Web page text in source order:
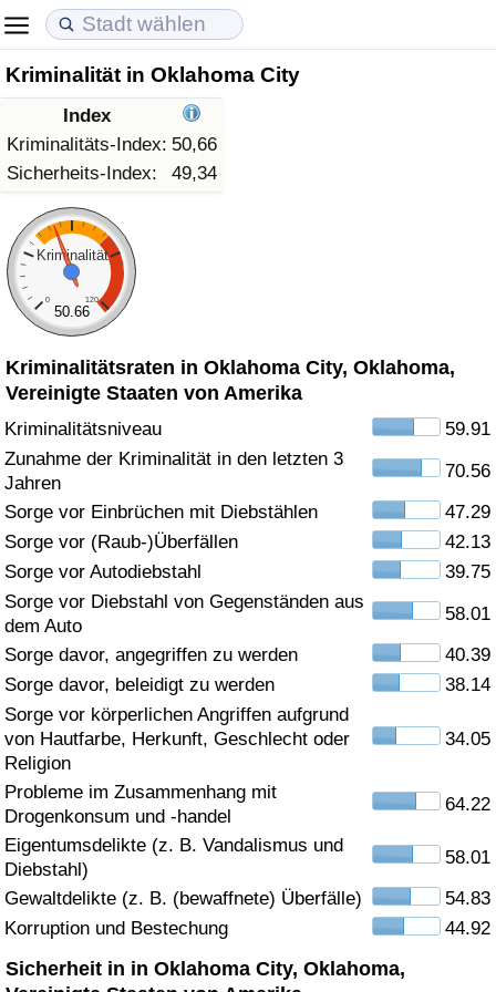
Kriminalität in Oklahoma City
Index
Kriminalitäts-Index: 50,66
Sicherheits-Index:
49,34
Kriminalität
0 120
50.66
Kriminalitätsraten in Oklahoma City, Oklahoma,
Vereinigte Staaten von Amerika
Kriminalitätsniveau
59.91
Zunahme der Kriminalität in den letzten 3
Jahren
70.56
Sorge vor Einbrüchen mit Diebstählen
47.29
Sorge vor (Raub-)Überfällen
42.13
Sorge vor Autodiebstahl
39.75
Sorge vor Diebstahl von Gegenständen aus
dem Auto
58.01
Sorge davor, angegriffen zu werden
40.39
Sorge davor, beleidigt zu werden
38.14
Sorge vor körperlichen Angriffen aufgrund
von Hautfarbe, Herkunft, Geschlecht oder
Religion
34.05
Probleme im Zusammenhang mit
Drogenkonsum und -handel
64.22
Eigentumsdelikte (z. B. Vandalismus und
Diebstahl)
58.01
Gewaltdelikte (z. B. (bewaffnete) Überfälle)
54.83
Korruption und Bestechung
44.92
Sicherheit in in Oklahoma City, Oklahoma,
Lebenshaltungskosten
Lebenshaltungskosten-Index (aktuell)
Lebenshaltungskosten-Index
Lebenshaltungskosten-Index nach Land
in Akaba
Immobilienpreise
Immobilienpreis-Index (aktuell)
Immobilienpreis-Index
Immobilienpreis-Index nach Land
Lebensqualität
Lebensqualität-Index
Lebensqualität-Index (aktuell)
Lebensqualitätsindex nach Land
Kriminalität
Kriminalitäts-Index (aktuell)
Kriminalitäts-Index
Kriminalitätsindex nach Land
Gesundheitsversorgung
Gesundheitsversorgungs-Index (aktuell)
Gesundheitsversorgungs-Index
Gesundheitsversorgungs-Index nach Land
Umweltverschmutzung
Umweltverschmutzungs-Index (aktuell)
Verschmutzungsindex
Umweltverschmutzungs-Index nach Land
Verkehr